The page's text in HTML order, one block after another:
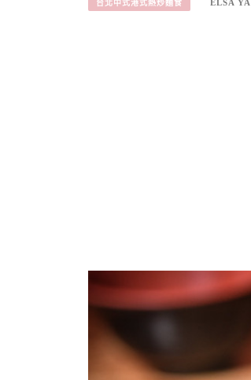
台北中式港式熱炒麵食 ELSA